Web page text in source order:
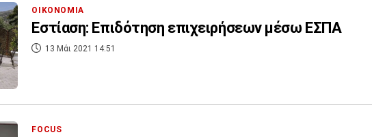
ΟΙΚΟΝΟΜΙΑ
Εστίαση: Επιδότηση επιχειρήσεων μέσω ΕΣΠΑ
13 Μάι 2021 14:51
FOCUS